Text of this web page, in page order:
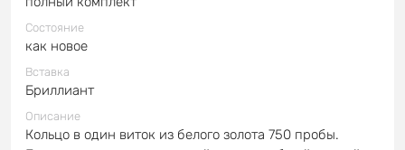
Состояние
как новое
Вставка
Бриллиант
Описание
Кольцо в один виток из белого золота 750 пробы.